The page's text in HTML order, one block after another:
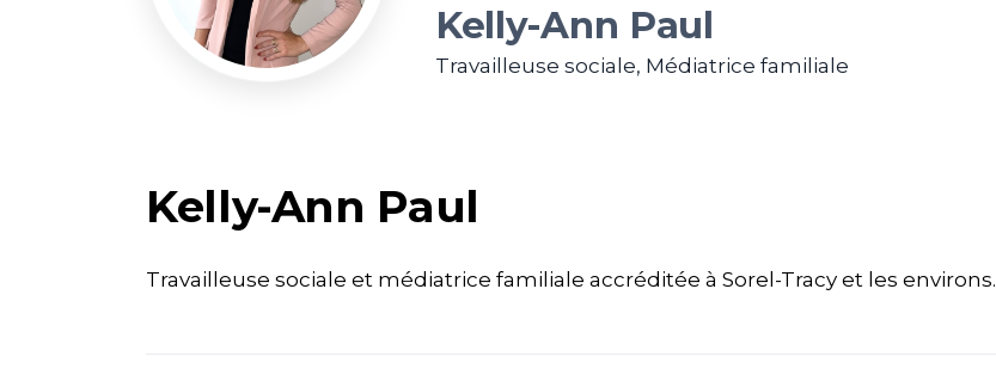
Kelly-Ann Paul
Travailleuse sociale, Médiatrice familiale
Kelly-Ann Paul
Travailleuse sociale et médiatrice familiale accréditée à Sorel-Tracy et les environs.